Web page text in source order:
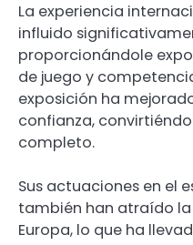
La experiencia
influido
proporcionándole
de juego y
exposición ha
confianza,
completo.
Sus actuaciones en el
también han atraído
Europa, lo que ha